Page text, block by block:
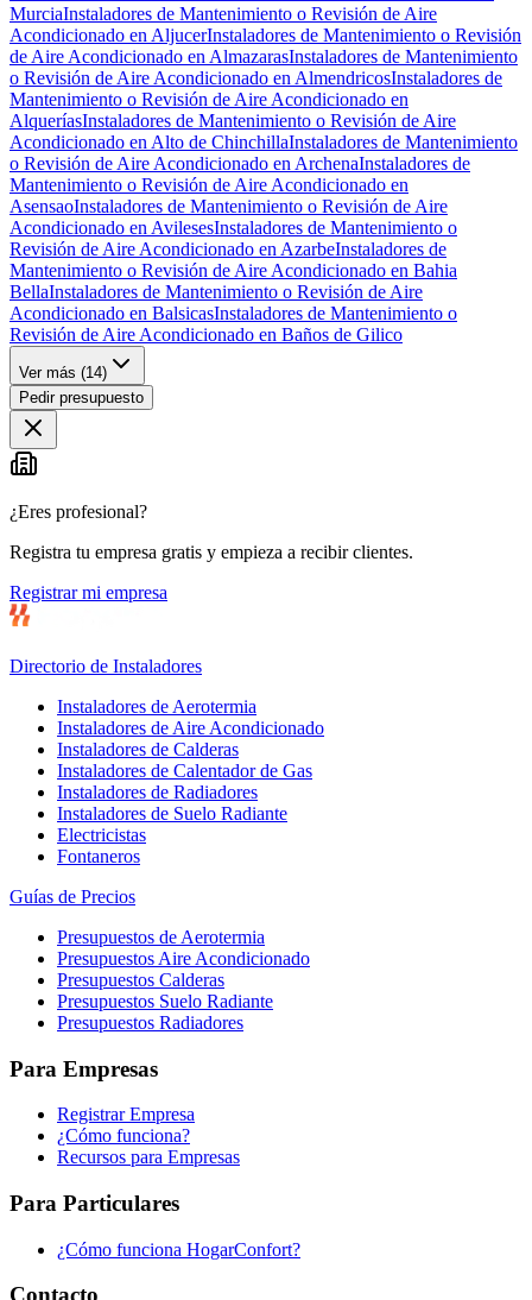
MurciaInstaladores de Mantenimiento o Revisión de Aire
Acondicionado en AljucerInstaladores de Mantenimiento o Revisión
de Aire Acondicionado en AlmazarasInstaladores de Mantenimiento
o Revisión de Aire Acondicionado en AlmendricosInstaladores de
Mantenimiento o Revisión de Aire Acondicionado en
AlqueríasInstaladores de Mantenimiento o Revisión de Aire
Acondicionado en Alto de ChinchillaInstaladores de Mantenimiento
o Revisión de Aire Acondicionado en ArchenaInstaladores de
Mantenimiento o Revisión de Aire Acondicionado en
AsensaoInstaladores de Mantenimiento o Revisión de Aire
Acondicionado en AvilesesInstaladores de Mantenimiento o
Revisión de Aire Acondicionado en AzarbeInstaladores de
Mantenimiento o Revisión de Aire Acondicionado en Bahia
BellaInstaladores de Mantenimiento o Revisión de Aire
Acondicionado en BalsicasInstaladores de Mantenimiento o
Revisión de Aire Acondicionado en Baños de Gilico
Ver más (14)
Pedir presupuesto
¿Eres profesional?
Registra tu empresa gratis y empieza a recibir clientes.
Registrar mi empresa
Directorio de Instaladores
Instaladores de Aerotermia
Instaladores de Aire Acondicionado
Instaladores de Calderas
Instaladores de Calentador de Gas
Instaladores de Radiadores
Instaladores de Suelo Radiante
Electricistas
Fontaneros
Guías de Precios
Presupuestos de Aerotermia
Presupuestos Aire Acondicionado
Presupuestos Calderas
Presupuestos Suelo Radiante
Presupuestos Radiadores
Para Empresas
Registrar Empresa
¿Cómo funciona?
Recursos para Empresas
Para Particulares
¿Cómo funciona HogarConfort?